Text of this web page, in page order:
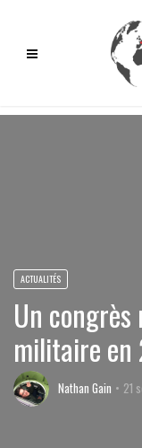
ACTUALITÉS
Un congrès
militaire en
Nathan Gain 21